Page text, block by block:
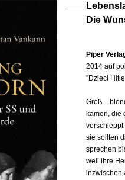
Die
Piper
2014 auf
"Dzieci
Groß –
kamen, die
sie sollten
sprechen
weil ihre
inzwischen